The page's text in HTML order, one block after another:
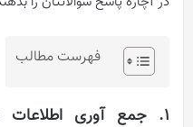
فهرست مطالب
۱. جمع آوری